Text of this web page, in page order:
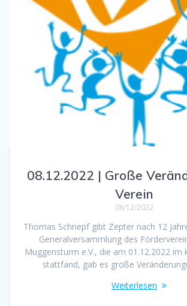
08.12.2022 | Große
Verein
08/12/2022
Thomas Schnepf gibt Zepter nach 12
Generalversammlung des
Muggensturm e.V., die am 01.12.2022 im
stattfand, gab es große
Weiterlesen